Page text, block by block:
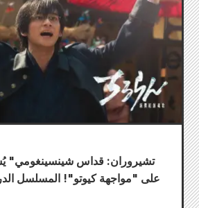
على "مواجهة كيوتو"! المسلسل